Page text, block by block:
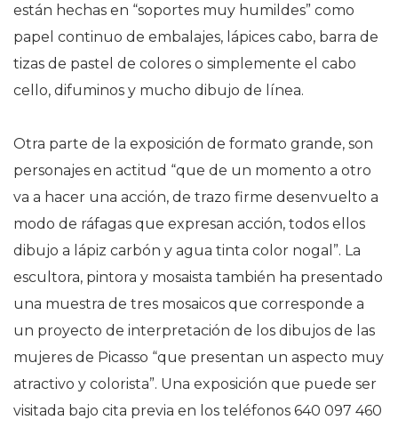
están hechas en “soportes muy humildes” como
papel continuo de embalajes, lápices cabo, barra de
tizas de pastel de colores o simplemente el cabo
cello, difuminos y mucho dibujo de línea.
Otra parte de la exposición de formato grande, son
personajes en actitud “que de un momento a otro
va a hacer una acción, de trazo firme desenvuelto a
modo de ráfagas que expresan acción, todos ellos
dibujo a lápiz carbón y agua tinta color nogal”. La
escultora, pintora y mosaista también ha presentado
una muestra de tres mosaicos que corresponde a
un proyecto de interpretación de los dibujos de las
mujeres de Picasso “que presentan un aspecto muy
atractivo y colorista”. Una exposición que puede ser
visitada bajo cita previa en los teléfonos 640 097 460